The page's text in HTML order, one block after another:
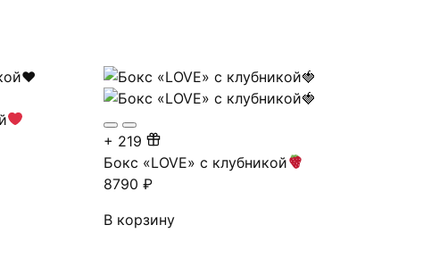
+ 219
Бокс «LOVE» с клубникой
8790₽
В корзину